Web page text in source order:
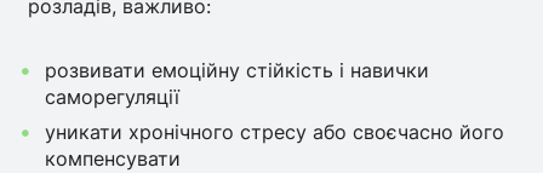
розладів, важливо:
розвивати емоційну стійкість і навички
саморегуляції
уникати хронічного стресу або своєчасно його
компенсувати